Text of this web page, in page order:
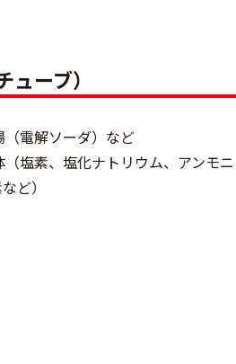
ーブ）
電解ソーダ）など
塩素、塩化ナトリウム、アンモニ
ど）